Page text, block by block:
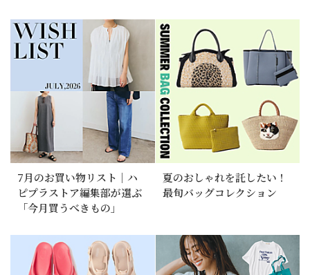
7月のお買い物リスト｜ハ
ピプラストア編集部が選ぶ
「今月買うべきもの」
夏のおしゃれを託したい！
最旬バッグコレクション